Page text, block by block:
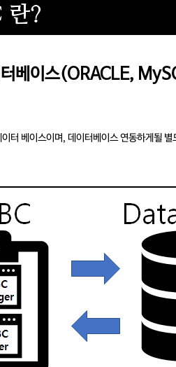
란?
베이스(ORACLE,
베이스이며, 데이터베이스 연동하게될 별